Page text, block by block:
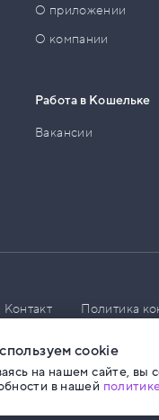
О приложении
О компании
Работа в Кошельке
Вакансии
Политика
cookie
на нашем сайте, вы
в нашей